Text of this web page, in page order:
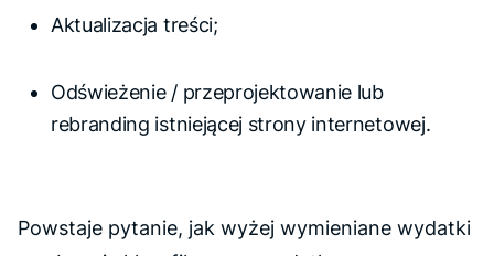
Aktualizacja treści;
Odświeżenie / przeprojektowanie lub
rebranding istniejącej strony internetowej.
Powstaje pytanie, jak wyżej wymieniane wydatki